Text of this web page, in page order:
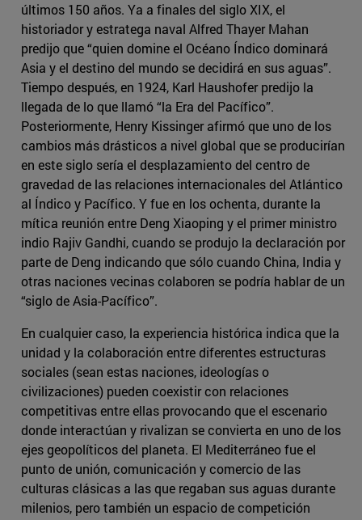
últimos 150 años. Ya a finales del siglo XIX, el
historiador y estratega naval Alfred Thayer Mahan
predijo que “quien domine el Océano Índico dominará
Asia y el destino del mundo se decidirá en sus aguas”.
Tiempo después, en 1924, Karl Haushofer predijo la
llegada de lo que llamó “la Era del Pacífico”.
Posteriormente, Henry Kissinger afirmó que uno de los
cambios más drásticos a nivel global que se producirían
en este siglo sería el desplazamiento del centro de
gravedad de las relaciones internacionales del Atlántico
al Índico y Pacífico. Y fue en los ochenta, durante la
mítica reunión entre Deng Xiaoping y el primer ministro
indio Rajiv Gandhi, cuando se produjo la declaración por
parte de Deng indicando que sólo cuando China, India y
otras naciones vecinas colaboren se podría hablar de un
“siglo de Asia-Pacífico”.
En cualquier caso, la experiencia histórica indica que la
unidad y la colaboración entre diferentes estructuras
sociales (sean estas naciones, ideologías o
civilizaciones) pueden coexistir con relaciones
competitivas entre ellas provocando que el escenario
donde interactúan y rivalizan se convierta en uno de los
ejes geopolíticos del planeta. El Mediterráneo fue el
punto de unión, comunicación y comercio de las
culturas clásicas a las que regaban sus aguas durante
milenios, pero también un espacio de competición